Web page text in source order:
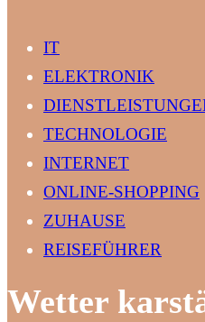
IT
ELEKTRONIK
TECHNOLOGIE
INTERNET
ONLINE-SHOPPING
ZUHAUSE
REISEFÜHRER
Wetter